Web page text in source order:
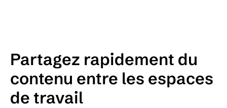
Partagez rapidement du
contenu entre les espaces
de travail